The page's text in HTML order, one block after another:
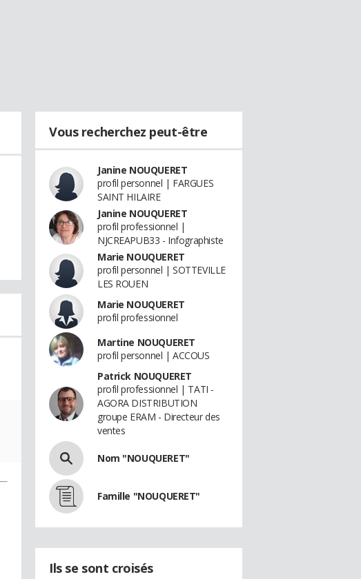
Vous recherchez peut-être
Janine NOUQUERET
profil personnel | FARGUES
SAINT HILAIRE
Janine NOUQUERET
profil professionnel |
NJCREAPUB33 - Infographiste
Marie NOUQUERET
profil personnel | SOTTEVILLE
LES ROUEN
Marie NOUQUERET
profil professionnel
Martine NOUQUERET
profil personnel | ACCOUS
Patrick NOUQUERET
profil professionnel | TATI -
AGORA DISTRIBUTION
groupe ERAM - Directeur des
ventes
Nom "NOUQUERET"
Famille "NOUQUERET"
Ils se sont croisés